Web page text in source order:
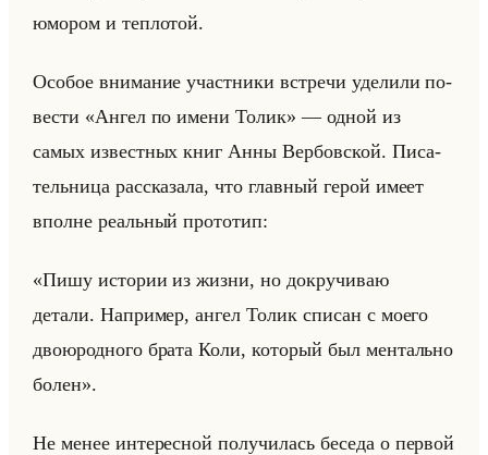
юмо­ром и теп­ло­той.
Осо­бое вни­ма­ние участ­ни­ки встре­чи уде­ли­ли по­
ве­сти «Ангел по имени Толик» — одной из
самых из­вест­ных книг Анны Вер­бов­ской. Пи­са­
тельни­ца рас­ска­за­ла, что глав­ный герой имеет
вполне ре­альный про­то­тип:
«Пишу истории из жизни, но докручиваю
детали. Например, ангел Толик списан с моего
двоюродного брата Коли, который был ментально
болен».
Не менее ин­те­рес­ной по­лу­чи­лась бе­се­да о пер­вой